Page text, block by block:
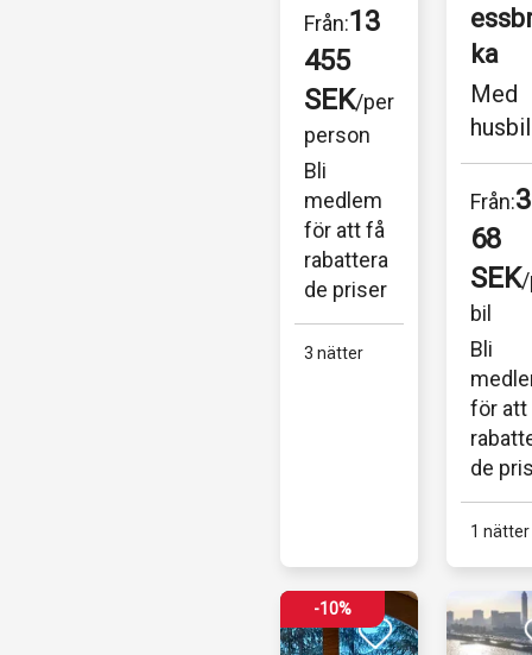
odyssé
skräddar
sydd
just för
dig, med
start
från...
Från:13
455
SEK/per
person
Bli
medlem
för att få
rabattera
de priser
3 nätter
ka
Med
d
vid
bara
från
nas...
Från:
68
SEK/
bil
Bli
för att
de
1 nätter
-10%